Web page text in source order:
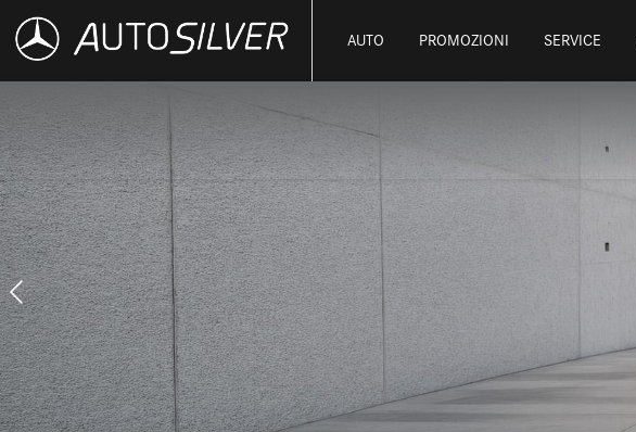
AUTO PROMOZIONI SERVICE